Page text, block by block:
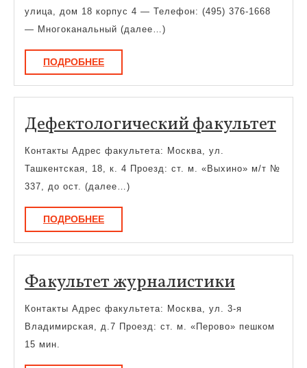
улица, дом 18 корпус 4 — Телефон: (495) 376-1668
— Многоканальный (далее…)
ПОДРОБНЕЕПОДРОБНЕЕ
Дефектологический факультет
Контакты Адрес факультета: Москва, ул.
Ташкентская, 18, к. 4 Проезд: ст. м. «Выхино» м/т №
337, до ост. (далее…)
ПОДРОБНЕЕПОДРОБНЕЕ
Факультет журналистики
Контакты Адрес факультета: Москва, ул. 3-я
Владимирская, д.7 Проезд: ст. м. «Перово» пешком
15 мин.